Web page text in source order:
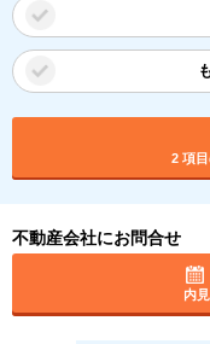
2 項
不動産会社にお問合せ
内